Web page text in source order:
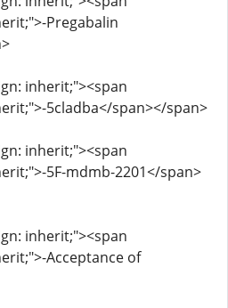
Pregabalin
inherit;"><span
5cladba</span></span>
inherit;"><span
5F-mdmb-2201</span>
inherit;"><span
Acceptance of